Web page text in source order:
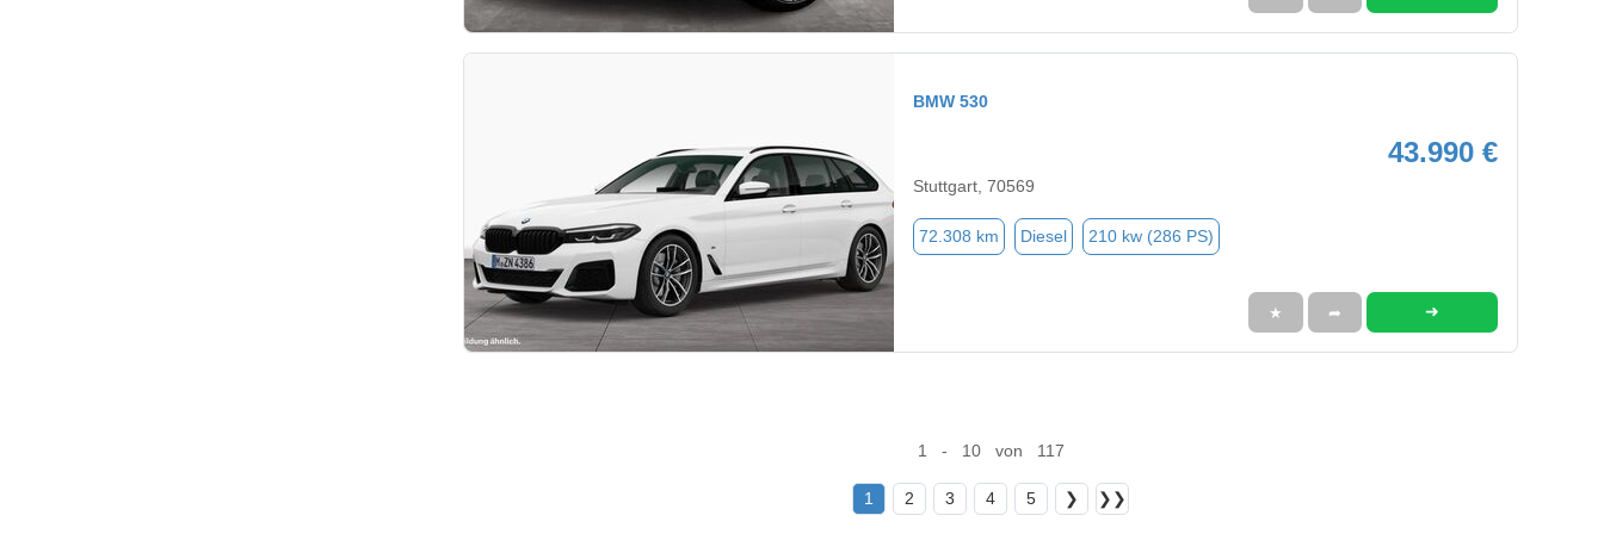
BMW 530
43.990 €
Stuttgart, 70569
72.308 km Diesel 210 kw (286 PS)
★ ➦ ➜
1 - 10 von 117
1 2 3 4 5 ❯ ❯❯